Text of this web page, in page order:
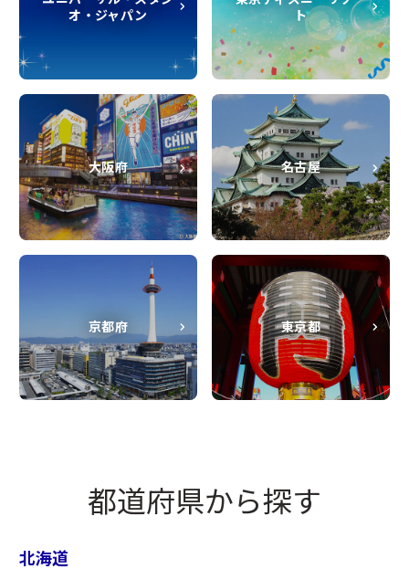
オ・ジャパン
ト
大阪府 名古屋
京都府 東京都
都道府県から探す
北海道